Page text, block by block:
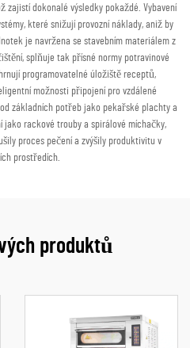
zajistí dokonalé výsledky pokaždé. Vybavení
které snižují provozní náklady, aniž by
je navržena se stavebním materiálem z
splňuje tak přísné normy potravinové
programovatelné úložiště receptů,
možnosti připojení pro vzdálené
základních potřeb jako pekařské plachty a
rackové trouby a spirálové míchačky,
proces pečení a zvýšily produktivitu v
prostředích.
produktů